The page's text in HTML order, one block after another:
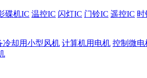
碟机IC 温控IC 闪灯IC 门铃IC 遥控IC 时
冷却用小型风机 计算机用电机 控制微电